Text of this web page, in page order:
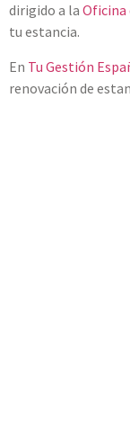
dirigido a la Oficina
tu estancia.
En Tu Gestión
renovación de